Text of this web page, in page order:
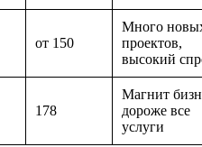
от 150
Много
проектов,
высокий
178
Магнит
дороже все
услуги